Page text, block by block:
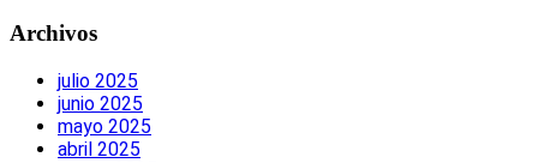
Archivos
julio 2025
junio 2025
mayo 2025
abril 2025